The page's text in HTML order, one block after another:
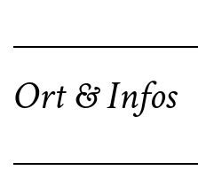
Ort & Infos